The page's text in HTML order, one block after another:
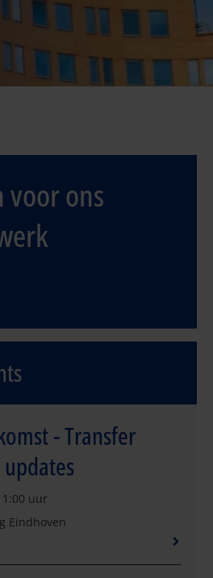
voor ons
- Transfer
uur
Eindhoven